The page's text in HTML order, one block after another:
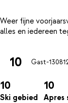
Weer fijne
10 Gast-13081
10
Ski gebied
10
Apres